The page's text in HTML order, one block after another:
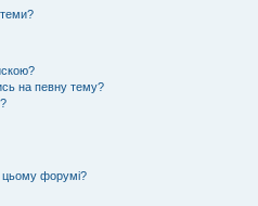
теми?
на певну тему?
цьому форумі?